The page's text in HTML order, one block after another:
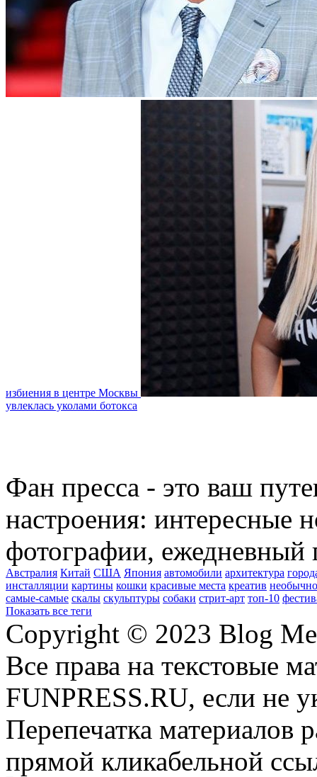
избиения в центре Москвы
увлеклась уколами ботокса
Фан пресса - это ваш
настроения: интересные
фотографии, ежедневный
Австралия Китай США Япония автомобили архитектура
инсталляции картины кошки красивые места креатив
самые-самые скалы скульптуры собаки стрит-арт топ-10
Показать все теги
Copyright © 2023 Blog
Все права на текстовые
FUNPRESS.RU, если не
Перепечатка материалов
прямой кликабельной